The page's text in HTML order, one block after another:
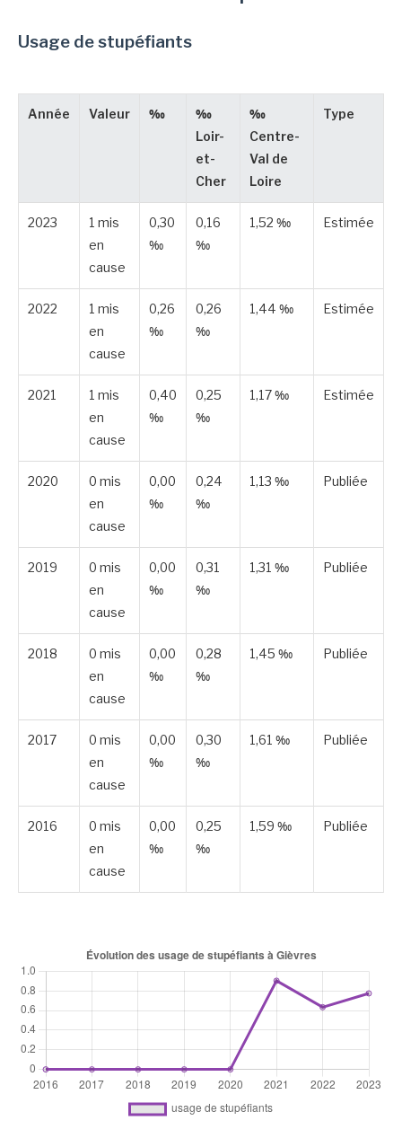
Usage de stupéfiants
Année Valeur ‰
‰
Loir-
et-
Cher
‰
Centre-
Val de
Loire
Type
2023
1 mis
en
cause
0,30
‰
0,16
‰
1,52 ‰ Estimée
2022
1 mis
en
cause
0,26
‰
0,26
‰
1,44 ‰ Estimée
2021
1 mis
en
cause
0,40
‰
0,25
‰
1,17 ‰ Estimée
2020
0 mis
en
cause
0,00
‰
0,24
‰
1,13 ‰ Publiée
2019
0 mis
en
cause
0,00
‰
0,31
‰
1,31 ‰ Publiée
2018
0 mis
en
cause
0,00
‰
0,28
‰
1,45 ‰ Publiée
2017
0 mis
en
cause
0,00
‰
0,30
‰
1,61 ‰ Publiée
2016
0 mis
en
cause
0,00
‰
0,25
‰
1,59 ‰ Publiée